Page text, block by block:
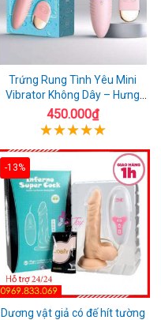
Trứng Rung Tình Yêu Mini
Vibrator Không Dây – Hưng
Phấn Mọi Nơi
450.000₫
-13%
Dương vật giả có đế hít tường